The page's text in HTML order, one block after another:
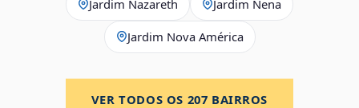
Jardim Nazareth Jardim Nena
Jardim Nova América
VER TODOS OS 207 BAIRROS